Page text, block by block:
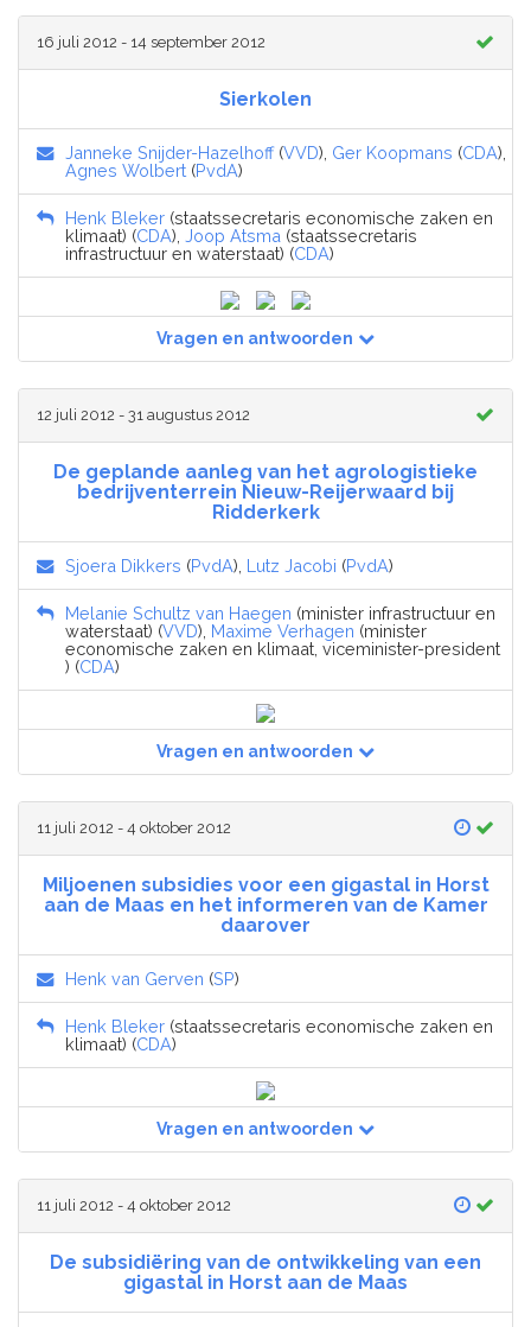
16 juli 2012 - 14 september 2012
Sierkolen
Janneke Snijder-Hazelhoff(VVD), Ger Koopmans (CDA),
Agnes Wolbert (PvdA)
Henk Bleker (staatssecretaris economische zaken en
klimaat) (CDA), Joop Atsma (staatssecretaris
infrastructuur en waterstaat) (CDA)
Vragen en antwoorden
12 juli 2012 - 31 augustus 2012
De geplande aanleg van het agrologistieke
bedrijventerrein Nieuw-Reijerwaard bij
Ridderkerk
Sjoera Dikkers (PvdA), Lutz Jacobi (PvdA)
Melanie Schultz van Haegen (minister infrastructuur en
waterstaat) (VVD), Maxime Verhagen (minister
economische zaken en klimaat, viceminister-president
) (CDA)
Vragen en antwoorden
11 juli 2012 - 4 oktober 2012
Miljoenen subsidies voor een gigastal in Horst
aan de Maas en het informeren van de Kamer
daarover
Henk van Gerven (SP)
Henk Bleker (staatssecretaris economische zaken en
klimaat) (CDA)
Vragen en antwoorden
11 juli 2012 - 4 oktober 2012
De subsidiëring van de ontwikkeling van een
gigastal in Horst aan de Maas